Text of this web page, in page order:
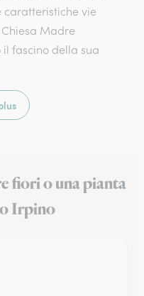
caratteristiche vie
Madre
il fascino della sua
fiori o una pianta
Irpino